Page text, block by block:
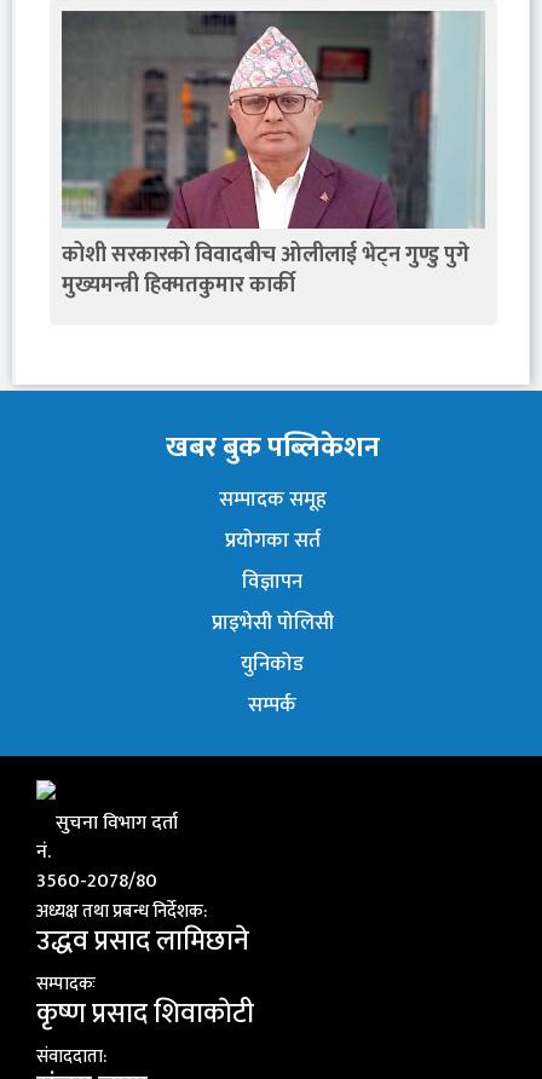
कोशी सरकारको विवादबीच ओलीलाई भेट्न गुण्डु पुगे
मुख्यमन्त्री हिक्मतकुमार कार्की
खबर बुक पब्लिकेशन
सम्पादक समूह
प्रयोगका सर्त
विज्ञापन
प्राइभेसी पोलिसी
युनिकोड
सम्पर्क
सुचना विभाग दर्ता
नं.
3560-2078/80
अध्यक्ष तथा प्रबन्ध निर्देशक:
उद्धव प्रसाद लामिछाने
सम्पादकः
कृष्ण प्रसाद शिवाकाेटी
संवाददाता: